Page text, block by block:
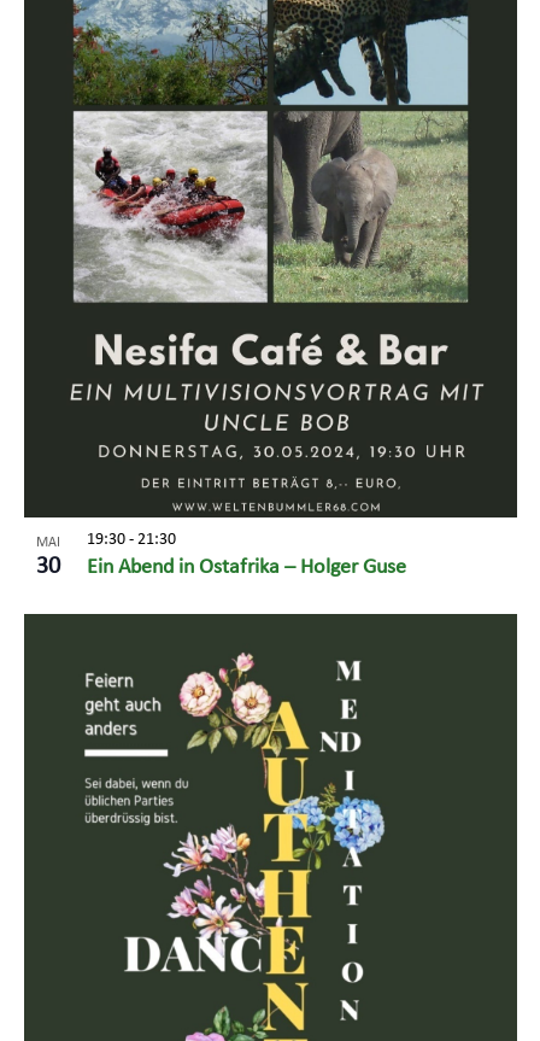
MAI
30 Ein Abend in Ostafrika – Holger Guse
19:30 - 21:30